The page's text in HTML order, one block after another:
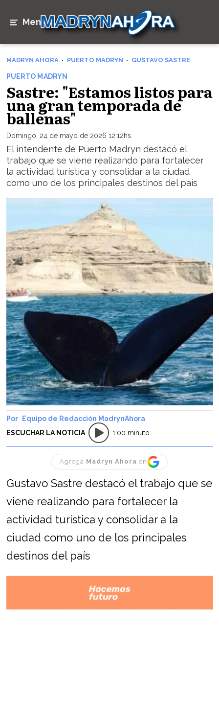
Menú
MADRYN AHORA PUERTO MADRYN GUSTAVO SASTRE
PUERTO MADRYN
Sastre: "Estamos listos para
una gran temporada de
ballenas"
Domingo, 24 de mayo de 2026 12:12hs.
El intendente de Puerto Madryn destacó el
trabajo que se viene realizando para fortalecer
la actividad turística y consolidar a la ciudad
como uno de los principales destinos del país
Equipo de Redacción MadrynAhora
ESCUCHAR LA NOTICIA
1:00 minuto
Agregá Madryn Ahora en
Gustavo Sastre destacó el trabajo que se
viene realizando para fortalecer la
actividad turística y consolidar a la
ciudad como uno de los principales
destinos del país